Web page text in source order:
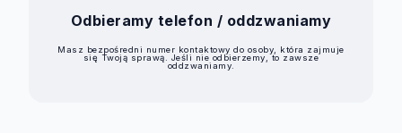
Odbieramy telefon / oddzwaniamy
Masz bezpośredni numer kontaktowy do osoby, która zajmuje
się Twoją sprawą. Jeśli nie odbierzemy, to zawsze
oddzwaniamy.